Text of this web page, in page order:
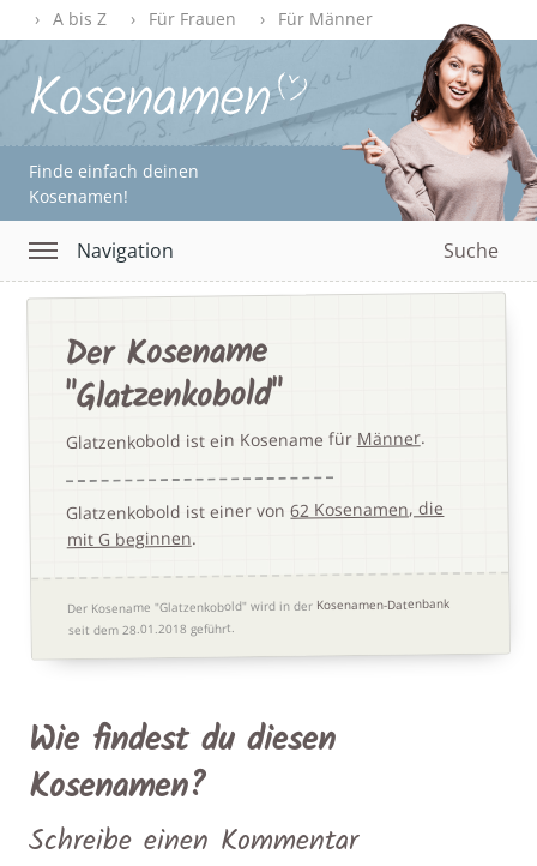
A bis Z Für Frauen Für Männer
Finde einfach deinen
Kosenamen!
Navigation Suche
Der Kosename
"Glatzenkobold"
Glatzenkobold ist ein Kosename fürMänner.
Glatzenkobold ist einer von62 Kosenamen, die
mit G beginnen.
Der Kosename "Glatzenkobold" wird in der Kosenamen-Datenbank
seit dem 28.01.2018 geführt.
Wie findest du diesen
Kosenamen?
Schreibe einen Kommentar